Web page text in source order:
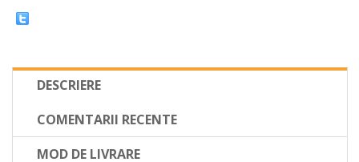
DESCRIERE
COMENTARII RECENTE
MOD DE LIVRARE